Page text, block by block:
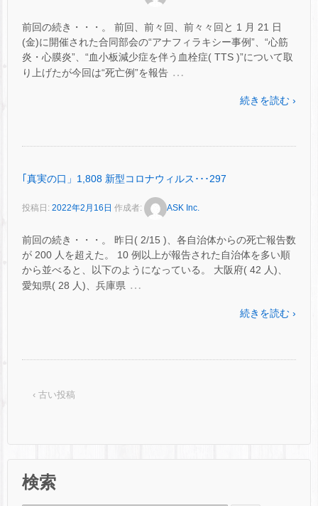
前回の続き・・・。 前回、前々回、前々々回と 1 月 21 日
(金)に開催された合同部会の“アナフィラキシー事例”、“心筋
炎・心膜炎”、“血小板減少症を伴う血栓症( TTS )”について取
り上げたが今回は“死亡例”を報告 …
続きを読む ›
｢真実の口」1,808 新型コロナウィルス･･･297
投稿日: 2022年2月16日 作成者: ASK Inc.
前回の続き・・・。 昨日( 2/15 )、各自治体からの死亡報告数
が 200 人を超えた。 10 例以上が報告された自治体を多い順
から並べると、以下のようになっている。 大阪府( 42 人)、
愛知県( 28 人)、兵庫県 …
続きを読む ›
‹ 古い投稿
検索